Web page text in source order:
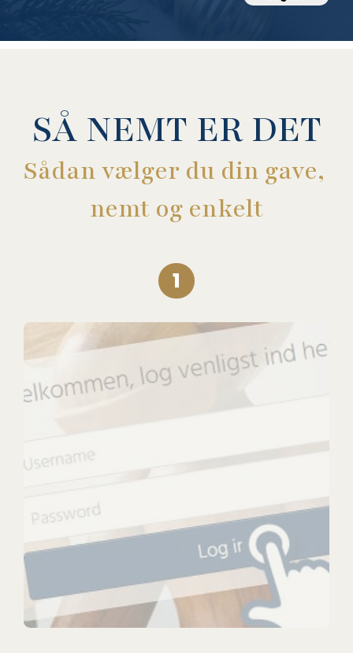
SÅ NEMT ER DET
Sådan vælger du din gave,
nemt og enkelt
1